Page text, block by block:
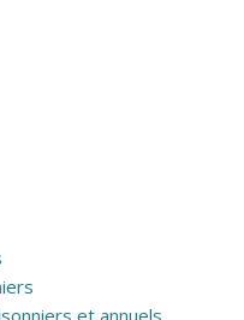
et annuels